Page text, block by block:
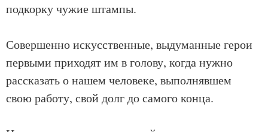
подкорку чужие штампы.
Совершенно искусственные, выдуманные герои
первыми приходят им в голову, когда нужно
рассказать о нашем человеке, выполнявшем
свою работу, свой долг до самого конца.